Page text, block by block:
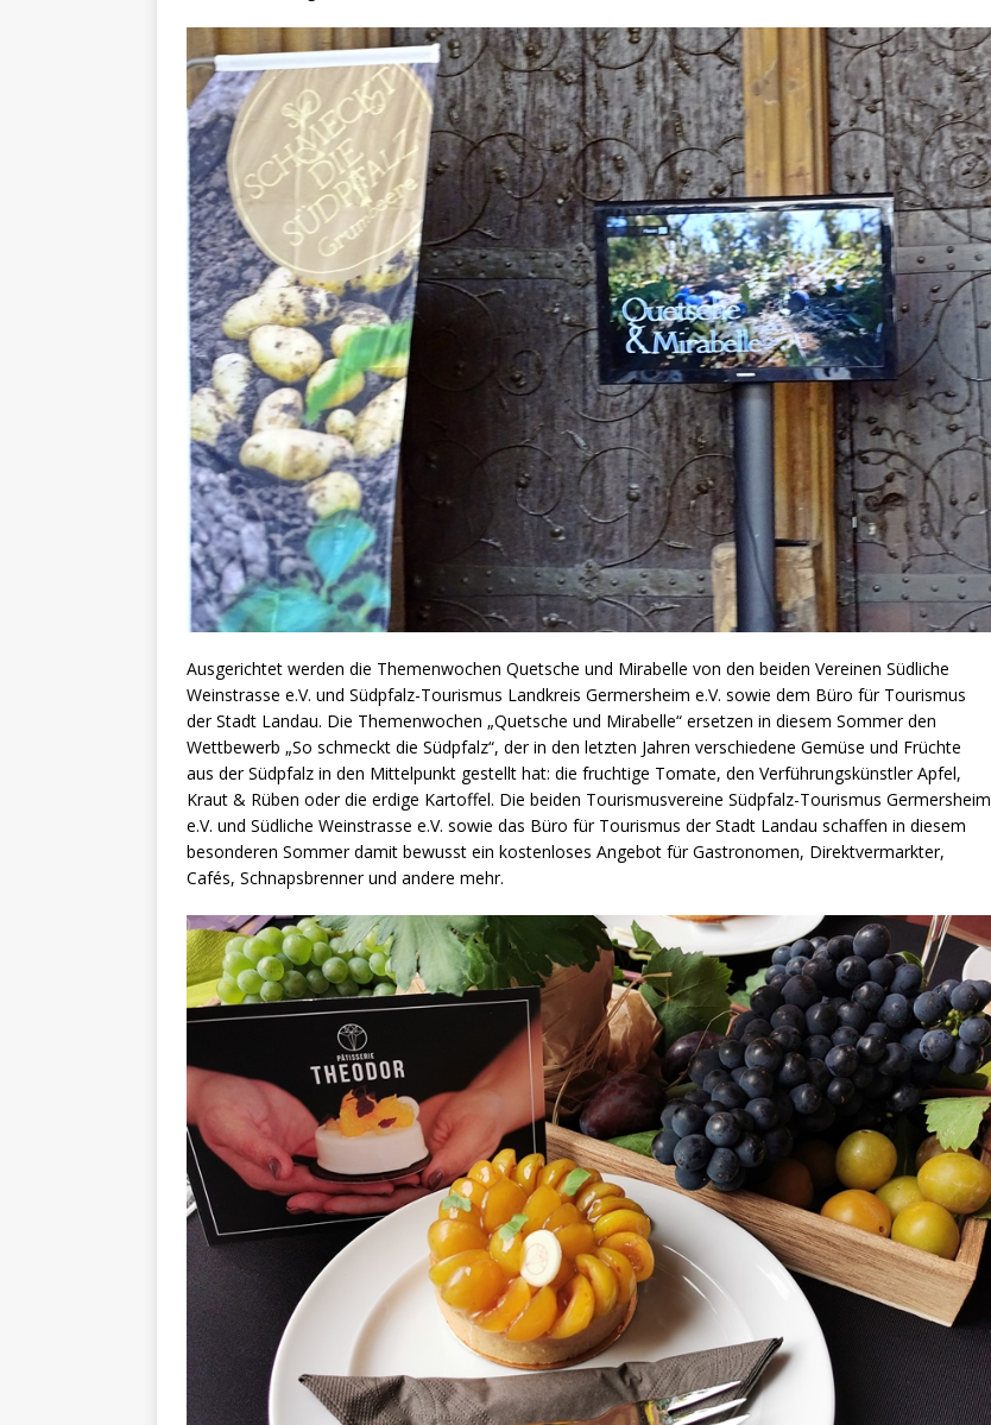
Ausgerichtet werden die Themenwochen Quetsche und Mirabelle von den beiden Vereinen Südliche
Weinstrasse e.V. und Südpfalz-Tourismus Landkreis Germersheim e.V. sowie dem Büro für Tourismus
der Stadt Landau. Die Themenwochen „Quetsche und Mirabelle“ ersetzen in diesem Sommer den
Wettbewerb „So schmeckt die Südpfalz“, der in den letzten Jahren verschiedene Gemüse und Früchte
aus der Südpfalz in den Mittelpunkt gestellt hat: die fruchtige Tomate, den Verführungskünstler Apfel,
Kraut & Rüben oder die erdige Kartoffel. Die beiden Tourismusvereine Südpfalz-Tourismus Germersheim
e.V. und Südliche Weinstrasse e.V. sowie das Büro für Tourismus der Stadt Landau schaffen in diesem
besonderen Sommer damit bewusst ein kostenloses Angebot für Gastronomen, Direktvermarkter,
Cafés, Schnapsbrenner und andere mehr.